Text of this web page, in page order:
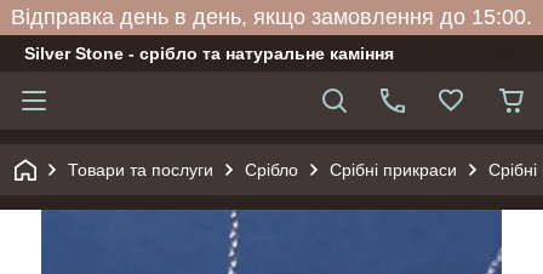
Відправка день в день, якщо замовлення до 15:00.
Silver Stone - срібло та натуральне каміння
Товари та послуги Срібло Срібні прикраси Срібні